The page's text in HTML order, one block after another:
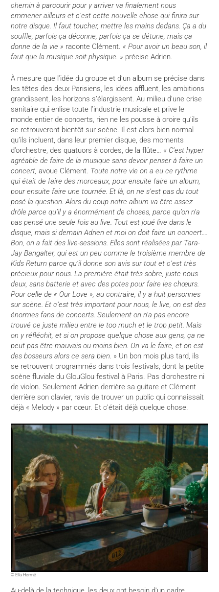
chemin à parcourir pour y arriver va finalement nous
emmener ailleurs et c’est cette nouvelle chose qui finira sur
notre disque. Il faut toucher, mettre les mains dedans. Ça a du
souffle, parfois ça déconne, parfois ça se détune, mais ça
donne de la vie » raconte Clément. « Pour avoir un beau son, il
faut que la musique soit physique. » précise Adrien.
À mesure que l’idée du groupe et d’un album se précise dans
les têtes des deux Parisiens, les idées affluent, les ambitions
grandissent, les horizons s’élargissent. Au milieu d’une crise
sanitaire qui enlise toute l’industrie musicale et prive le
monde entier de concerts, rien ne les pousse à croire qu’ils
se retrouveront bientôt sur scène. Il est alors bien normal
qu’ils incluent, dans leur premier disque, des moments
d’orchestre, des quatuors à cordes, de la flûte… « C’est hyper
agréable de faire de la musique sans devoir penser à faire un
concert, avoue Clément. Toute notre vie on a eu ce rythme
qui était de faire des morceaux, pour ensuite faire un album,
pour ensuite faire une tournée. Et là, on ne s’est pas du tout
posé la question. Alors du coup notre album va être assez
drôle parce qu’il y a énormément de choses, parce qu’on n’a
pas pensé une seule fois au live. Tout est joué live dans le
disque, mais si demain Adrien et moi on doit faire un concert….
Bon, on a fait des live-sessions. Elles sont réalisées par Tara-
Jay Bangalter, qui est un peu comme le troisième membre de
Kids Return parce qu’il donne son avis sur tout et c’est très
précieux pour nous. La première était très sobre, juste nous
deux, sans batterie et avec des potes pour faire les chœurs.
Pour celle de « Our Love », au contraire, il y a huit personnes
sur scène. Et c’est très important pour nous, le live, on est des
énormes fans de concerts. Seulement on n’a pas encore
trouvé ce juste milieu entre le too much et le trop petit. Mais
on y réfléchit, et si on propose quelque chose aux gens, ça ne
peut pas être mauvais ou moins bien. On va le faire, et on est
des bosseurs alors ce sera bien. » Un bon mois plus tard, ils
se retrouvent programmés dans trois festivals, dont la petite
scène fluviale du GlouGlou festival à Paris. Pas d’orchestre ni
de violon. Seulement Adrien derrière sa guitare et Clément
derrière son clavier, ravis de trouver un public qui connaissait
déjà « Melody » par cœur. Et c’était déjà quelque chose.
© Ella Hermë